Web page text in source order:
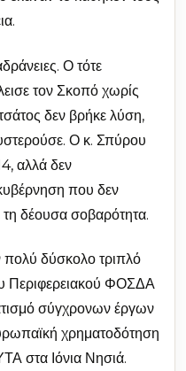
Ο τότε
τον Σκοπό χωρίς
δεν βρήκε λύση,
Ο κ. Σπύρου
αλλά δεν
που δεν
δέουσα σοβαρότητα.
πολύ δύσκολο τριπλό
Περιφερειακού ΦΟΣΔΑ
σύγχρονων έργων
χρηματοδότηση
στα Ιόνια Νησιά.